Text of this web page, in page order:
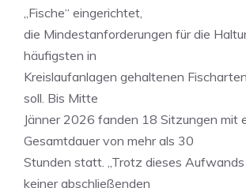
„Fische“ eingerichtet,
die Mindestanforderungen für die
häufigsten in
Kreislaufanlagen gehaltenen
soll. Bis Mitte
Jänner 2026 fanden 18 Sitzungen mit
Gesamtdauer von mehr als 30
Stunden statt. „Trotz dieses Aufwands
keiner abschließenden